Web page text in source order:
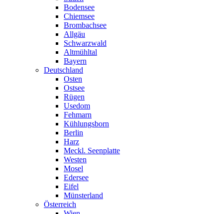
Bodensee
Chiemsee
Brombachsee
Allgäu
Schwarzwald
Altmühltal
Bayern
Deutschland
Osten
Ostsee
Rügen
Usedom
Fehmarn
Kühlungsborn
Berlin
Harz
Meckl. Seenplatte
Westen
Mosel
Edersee
Eifel
Münsterland
Österreich